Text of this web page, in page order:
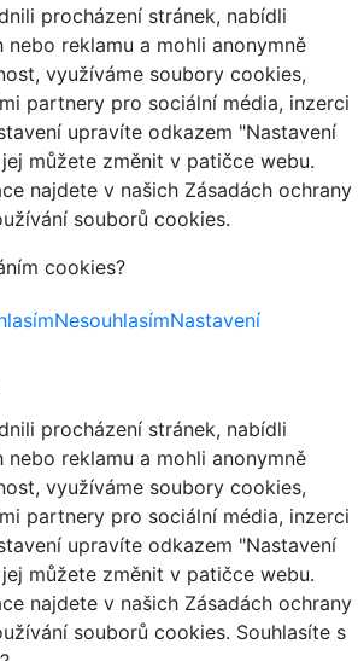
procházení stránek, nabídli
nebo reklamu a mohli anonymně
využíváme soubory cookies,
partnery pro sociální média, inzerci
upravíte odkazem "Nastavení
můžete změnit v patičce webu.
najdete v našich Zásadách ochrany
souborů cookies.
cookies?
NesouhlasímNastavení
procházení stránek, nabídli
nebo reklamu a mohli anonymně
využíváme soubory cookies,
partnery pro sociální média, inzerci
upravíte odkazem "Nastavení
můžete změnit v patičce webu.
najdete v našich Zásadách ochrany
souborů cookies. Souhlasíte s